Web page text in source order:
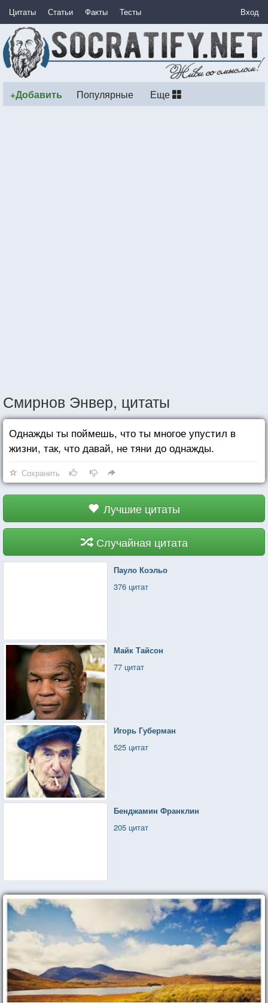
Цитаты Статьи Факты Тесты Вход
+Добавить Популярные Еще
Смирнов Энвер, цитаты
Однажды ты поймешь, что ты многое упустил в
жизни, так, что давай, не тяни до однажды.
Сохранить
Лучшие цитаты
Случайная цитата
Пауло Коэльо
376 цитат
Майк Тайсон
77 цитат
Игорь Губерман
525 цитат
Бенджамин Франклин
205 цитат